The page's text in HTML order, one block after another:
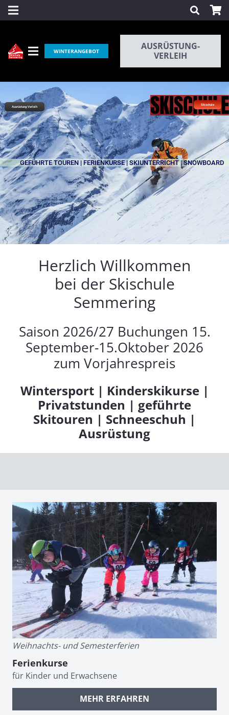
WINTERANGEBOT
AUSRÜSTUNG-
VERLEIH
GEFÜHRTE TOUREN | FERIENKURSE | SKIUNTERRICHT | SNOWBOARD
Skischule
Ausrüstung-Verleih
Herzlich Willkommen
bei der Skischule
Semmering
Saison 2026/27 Buchungen 15.
September-15.Oktober 2026
zum Vorjahrespreis
Wintersport | Kinderskikurse |
Privatstunden | geführte
Skitouren | Schneeschuh |
Ausrüstung
Weihnachts- und Semesterferien
Ferienkurse
für Kinder und Erwachsene
MEHR ERFAHREN